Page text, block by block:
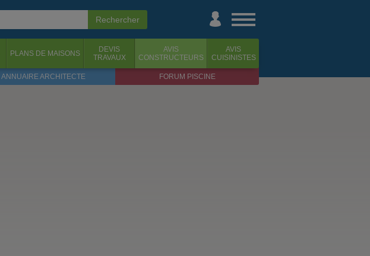
PLANS DE MAISONS
DEVIS
TRAVAUX
AVIS
CONSTRUCTEURS
AVIS
CUISINISTES
ANNUAIRE ARCHITECTE FORUM PISCINE